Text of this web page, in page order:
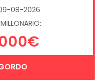
08-2026